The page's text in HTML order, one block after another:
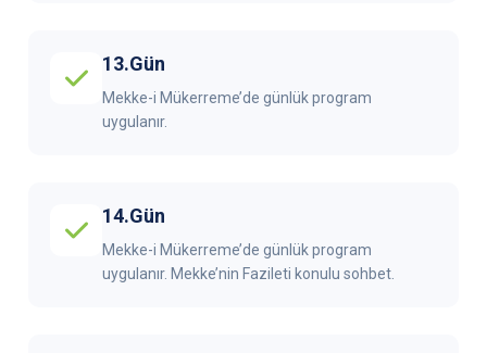
13.Gün
Mekke-i Mükerreme’de günlük program
uygulanır.
14.Gün
Mekke-i Mükerreme’de günlük program
uygulanır. Mekke’nin Fazileti konulu sohbet.